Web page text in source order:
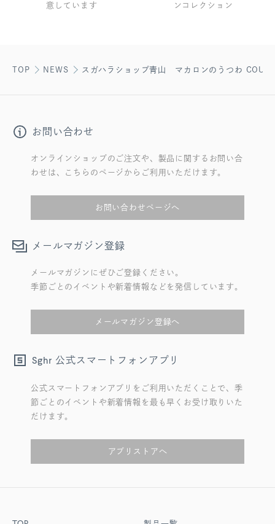
意しています
ンコレクション
TOP NEWS スガハラショップ青山 マカロンのうつわ
お問い合わせ
オンラインショップのご注文や、製品に関するお問い合
わせは、こちらのページからご利用いただけます。
お問い合わせページへ
メールマガジン登録
メールマガジンにぜひご登録ください。
季節ごとのイベントや新着情報などを発信しています。
メールマガジン登録へ
Sghr 公式スマートフォンアプリ
公式スマートフォンアプリをご利用いただくことで、季
節ごとのイベントや新着情報を最も早くお受け取りいた
だけます。
アプリストアへ